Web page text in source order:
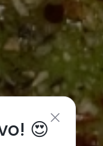
😍